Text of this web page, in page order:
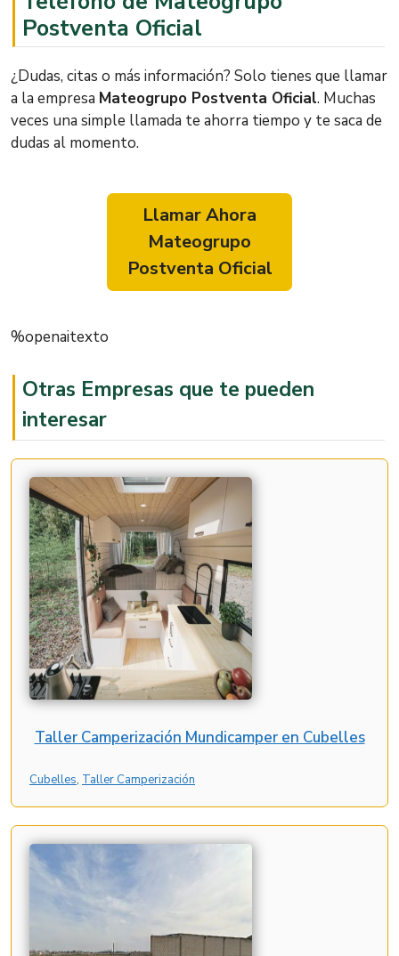
Postventa Oficial
¿Dudas, citas o más información? Solo tienes que llamar
a la empresa Mateogrupo Postventa Oficial. Muchas
veces una simple llamada te ahorra tiempo y te saca de
dudas al momento.
Llamar Ahora
Mateogrupo
Postventa Oficial
%openaitexto
Otras Empresas que te pueden
interesar
Taller Camperización Mundicamper en Cubelles
Cubelles, Taller Camperización